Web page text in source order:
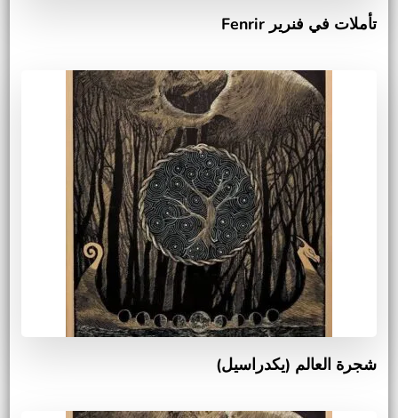
تأملات في فنرير Fenrir
شجرة العالم (يكدراسيل)